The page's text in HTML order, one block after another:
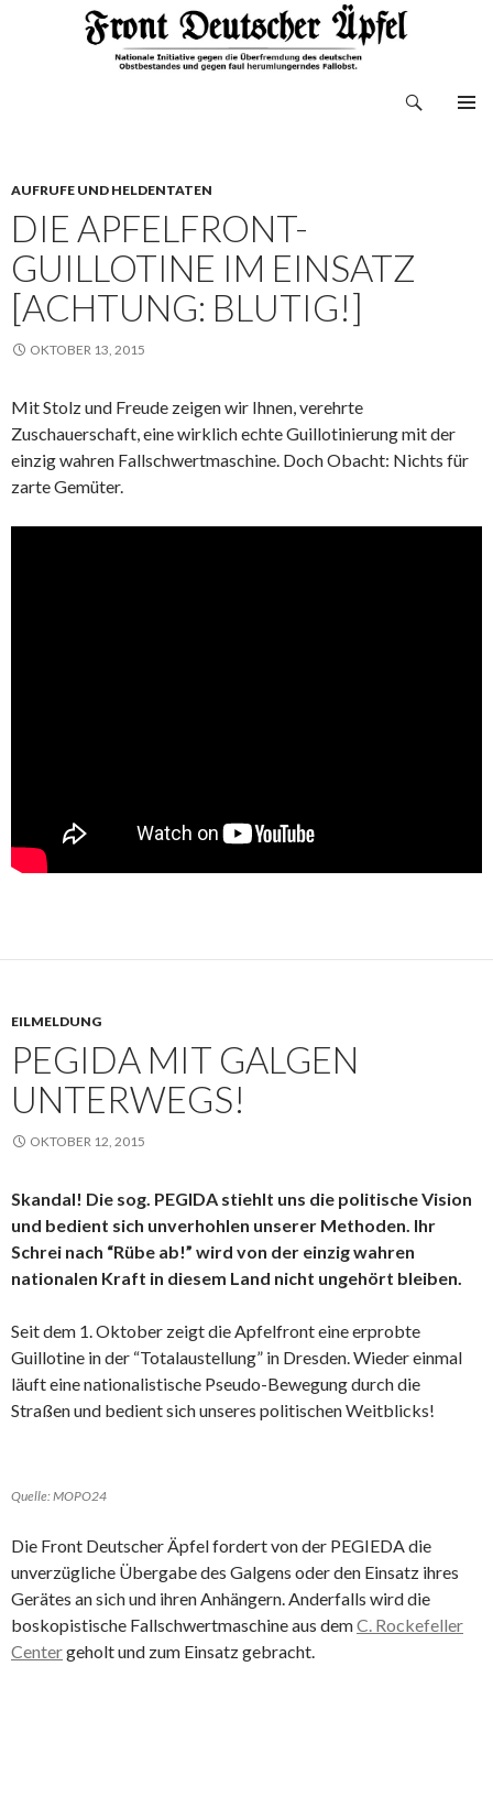
AUFRUFE UND HELDENTATEN
DIE APFELFRONT-
GUILLOTINE IM EINSATZ
[ACHTUNG: BLUTIG!]
OKTOBER 13, 2015
Mit Stolz und Freude zeigen wir Ihnen, verehrte
Zuschauerschaft, eine wirklich echte Guillotinierung mit der
einzig wahren Fallschwertmaschine. Doch Obacht: Nichts für
zarte Gemüter.
EILMELDUNG
PEGIDA MIT GALGEN
UNTERWEGS!
OKTOBER 12, 2015
Skandal! Die sog. PEGIDA stiehlt uns die politische Vision
und bedient sich unverhohlen unserer Methoden. Ihr
Schrei nach “Rübe ab!” wird von der einzig wahren
nationalen Kraft in diesem Land nicht ungehört bleiben.
Seit dem 1. Oktober zeigt die Apfelfront eine erprobte
Guillotine in der “Totalaustellung” in Dresden. Wieder einmal
läuft eine nationalistische Pseudo-Bewegung durch die
Straßen und bedient sich unseres politischen Weitblicks!
Quelle: MOPO24
Die Front Deutscher Äpfel fordert von der PEGIEDA die
unverzügliche Übergabe des Galgens oder den Einsatz ihres
Gerätes an sich und ihren Anhängern. Anderfalls wird die
boskopistische Fallschwertmaschine aus demC. Rockefeller
Centergeholt und zum Einsatz gebracht.